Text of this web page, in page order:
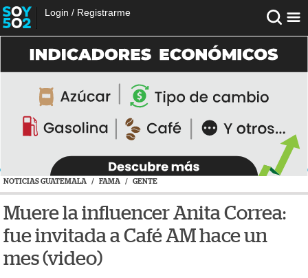
Login / Registrarme
NOTICIAS GUATEMALA / FAMA / GENTE
Muere la influencer Anita Correa:
fue invitada a Café AM hace un
mes (video)